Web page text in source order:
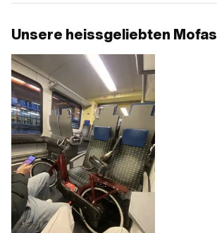
Unsere heissgeliebten Mofas